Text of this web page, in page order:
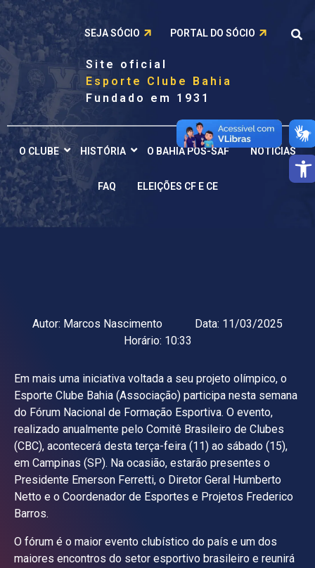
Barra
Site oficial
Esporte Clube Bahia
Fundado em 1931
SEJA SÓCIO PORTAL DO SÓCIO
O CLUBE HISTÓRIA O BAHIA PÓS-SAF NOTÍCIAS
FAQ ELEIÇÕES CF E CE
Autor: Marcos Nascimento Data: 11/03/2025
Horário: 10:33
Em mais uma iniciativa voltada a seu projeto olímpico, o
Esporte Clube Bahia (Associação) participa nesta semana
do Fórum Nacional de Formação Esportiva. O evento,
realizado anualmente pelo Comitê Brasileiro de Clubes
(CBC), acontecerá desta terça-feira (11) ao sábado (15),
em Campinas (SP). Na ocasião, estarão presentes o
Presidente Emerson Ferretti, o Diretor Geral Humberto
Netto e o Coordenador de Esportes e Projetos Frederico
Barros.
O fórum é o maior evento clubístico do país e um dos
maiores encontros do setor esportivo brasileiro e reunirá